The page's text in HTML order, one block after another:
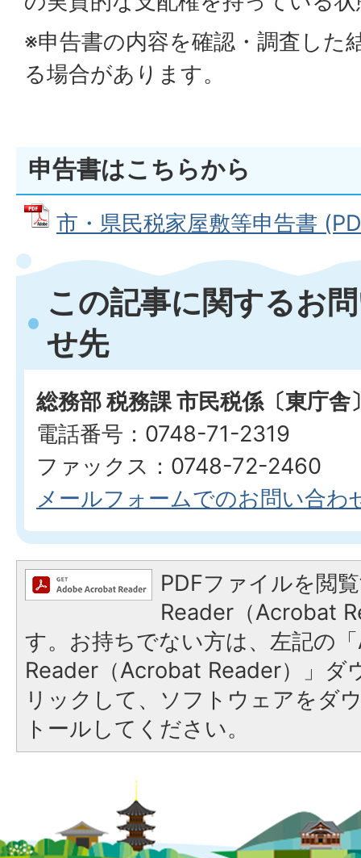
※申告書の内容を確認・調査した
る場合があります。
申告書はこちらから
市・県民税家屋敷等申告書
この記事に関するお
せ先
総務部 税務課 市民税係〔東庁舎
電話番号：0748-71-2319
ファックス：0748-72-2460
メールフォームでのお問い合わ
PDFファイルを閲
Reader（Acrobat
す。お持ちでない方は、左記の
Reader（Acrobat Reader）」ダ
リックして、ソフトウェアをダ
トールしてください。